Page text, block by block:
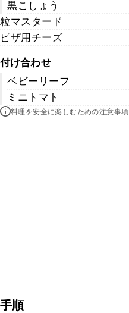
黒こしょう
粒マスタード
ピザ用チーズ
付け合わせ
ベビーリーフ
ミニトマト
料理を安全に楽しむための注意事項
手順